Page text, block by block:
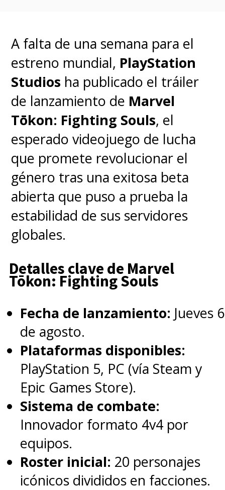
A falta de una semana para el
estreno mundial, PlayStation
Studios ha publicado el tráiler
de lanzamiento de Marvel
Tōkon: Fighting Souls, el
esperado videojuego de lucha
que promete revolucionar el
género tras una exitosa beta
abierta que puso a prueba la
estabilidad de sus servidores
globales.
Detalles clave de Marvel
Tōkon: Fighting Souls
Fecha de lanzamiento: Jueves 6
de agosto.
Plataformas disponibles:
PlayStation 5, PC (vía Steam y
Epic Games Store).
Sistema de combate:
Innovador formato 4v4 por
equipos.
Roster inicial: 20 personajes
icónicos divididos en facciones.